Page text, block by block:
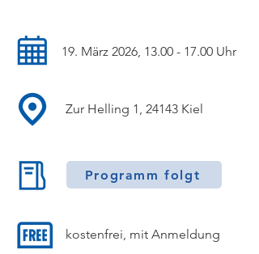
19. März 2026, 13.00 - 17.00 Uhr
Zur Helling 1, 24143 Kiel
Programm folgt
kostenfrei, mit Anmeldung